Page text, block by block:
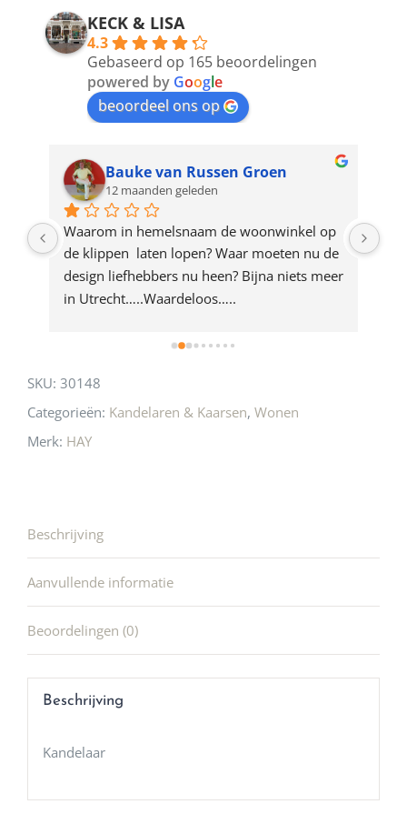
address
product
KECK & LISA
4.3
Gebaseerd op 165 beoordelingen
powered by Google
beoordeel ons op
Bauke van Russen Groen
12 maanden geleden
Waarom in hemelsnaam de woonwinkel op
de klippen  laten lopen? Waar moeten nu de
design liefhebbers nu heen? Bijna niets meer
in Utrecht…..Waardeloos…..
SKU: 30148
Categorieën: Kandelaren & Kaarsen, Wonen
Merk: HAY
Beschrijving
Aanvullende informatie
Beoordelingen (0)
Beschrijving
Kandelaar